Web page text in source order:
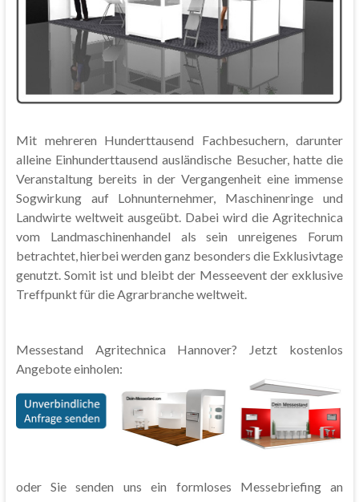
Mit mehreren Hunderttausend Fachbesuchern, darunter
alleine Einhunderttausend ausländische Besucher, hatte die
Veranstaltung bereits in der Vergangenheit eine immense
Sogwirkung auf Lohnunternehmer, Maschinenringe und
Landwirte weltweit ausgeübt. Dabei wird die Agritechnica
vom Landmaschinenhandel als sein unreigenes Forum
betrachtet, hierbei werden ganz besonders die Exklusivtage
genutzt. Somit ist und bleibt der Messeevent der exklusive
Treffpunkt für die Agrarbranche weltweit.
Messestand Agritechnica Hannover? Jetzt kostenlos
Angebote einholen:
oder Sie senden uns ein formloses Messebriefing an